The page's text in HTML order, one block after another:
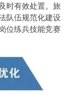
时有效处置。旅
队伍规范化建设
位练兵技能竞赛